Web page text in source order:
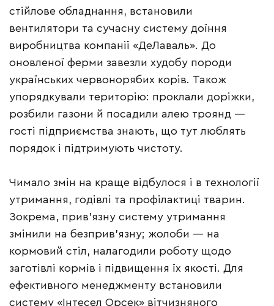
стійлове обладнання, встановили
вентилятори та сучасну систему доїння
виробництва компанії «ДеЛаваль». До
оновленої ферми завезли худобу породи
українських червонорябих корів. Також
упорядкували територію: проклали доріжки,
розбили газони й посадили алею троянд —
гості підприємства знають, що тут люблять
порядок і підтримують чистоту.
Чимало змін на краще відбулося і в технології
утримання, годівлі та профілактиці тварин.
Зокрема, прив’язну систему утримання
змінили на безприв’язну; жолоби — на
кормовий стіл, налагодили роботу щодо
заготівлі кормів і підвищення їх якості. Для
ефективного менеджменту встановили
систему «Інтесел Орсек» вітчизняного